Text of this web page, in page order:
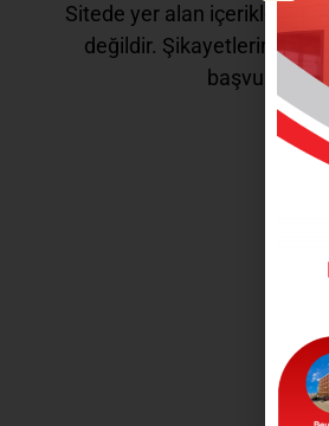
Sitede yer alan içerikler tanı
değildir. Şikayetleriniz
başvurunuz.